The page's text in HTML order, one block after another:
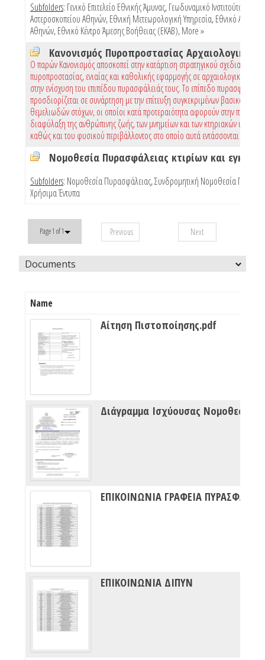
Subfolders: Γενικό Επιτελείο Εθνικής Άμυνας,Γεωδυναμικό Ινστιτούτο
Αστεροσκοπείου Αθηνών,Εθνική Μετεωρολογική Υπηρεσία,Εθνικό
Αθηνών,Εθνικό Κέντρο Άμεσης Βοήθειας (ΕΚΑΒ),More »
Ο παρών Κανονισμός αποσκοπεί στην κατάρτιση στρατηγικού σχεδιασμού
πυροπροστασίας, ενιαίας και καθολικής εφαρμογής σε αρχαιολογικούς
στην ενίσχυση του επιπέδου πυρασφάλειάς τους. Το επίπεδο πυρασφάλειας
προσδιορίζεται σε συνάρτηση με την επίτευξη συγκεκριμένων βασικών και
θεμελιωδών στόχων, οι οποίοι κατά προτεραιότητα αφορούν στην
διαφύλαξη της ανθρώπινης ζωής, των μνημείων και των κτηριακών
καθώς και του φυσικού περιβάλλοντος στο οποίο αυτά εντάσσονται
Subfolders: Νομοθεσία Πυρασφάλειας,Συνδρομητική Νομοθεσία
Χρήσιμα Έντυπα
Page 1 of 1 Previous Next
Documents
Name
Αίτηση Πιστοποίησης.pdf
ΕΠΙΚΟΙΝΩΝΙΑ ΔΙΠΥΝ